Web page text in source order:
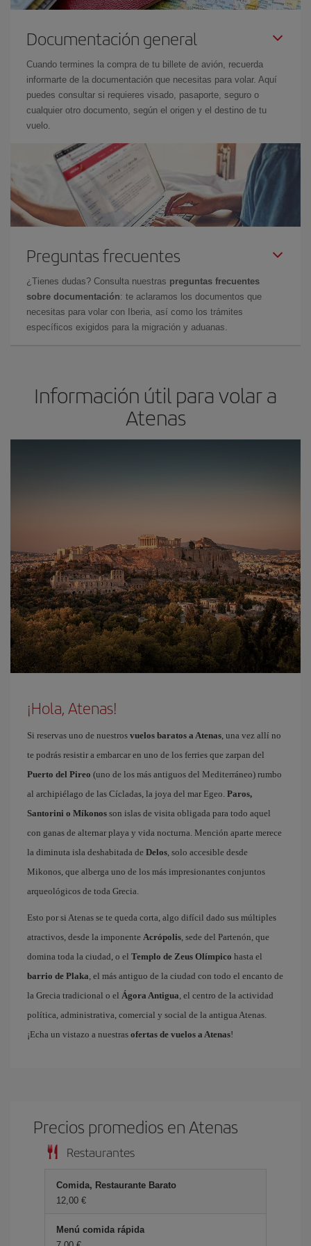
Documentación general
Cuando termines la compra de tu billete de avión, recuerda
informarte de la documentación que necesitas para volar. Aquí
puedes consultar si requieres visado, pasaporte, seguro o
cualquier otro documento, según el origen y el destino de tu
vuelo.
Preguntas frecuentes
¿Tienes dudas? Consulta nuestras preguntas frecuentes
sobre documentación: te aclaramos los documentos que
necesitas para volar con Iberia, así como los trámites
específicos exigidos para la migración y aduanas.
Información útil para volar a
Atenas
¡Hola, Atenas!
Si reservas uno de nuestros vuelos baratos a Atenas, una vez allí no
te podrás resistir a embarcar en uno de los ferries que zarpan del
Puerto del Pireo (uno de los más antiguos del Mediterráneo) rumbo
al archipiélago de las Cícladas, la joya del mar Egeo. Paros,
Santorini o Míkonos son islas de visita obligada para todo aquel
con ganas de alternar playa y vida nocturna. Mención aparte merece
la diminuta isla deshabitada de Delos, solo accesible desde
Mikonos, que alberga uno de los más impresionantes conjuntos
arqueológicos de toda Grecia.
Esto por si Atenas se te queda corta, algo difícil dado sus múltiples
atractivos, desde la imponente Acrópolis, sede del Partenón, que
domina toda la ciudad, o el Templo de Zeus Olímpico hasta el
barrio de Plaka, el más antiguo de la ciudad con todo el encanto de
la Grecia tradicional o el Ágora Antigua, el centro de la actividad
política, administrativa, comercial y social de la antigua Atenas.
¡Echa un vistazo a nuestras ofertas de vuelos a Atenas!
Precios promedios en Atenas
Restaurantes
Comida, Restaurante Barato
12,00 €
Menú comida rápida